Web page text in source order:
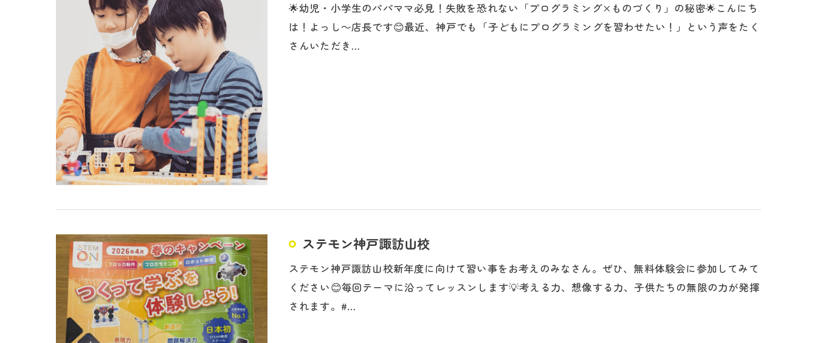
🌟幼児・小学生のパパママ必見！失敗を恐れない「プログラミング×ものづくり」の秘密🌟こんにち
は！よっし～店長です😊最近、神戸でも「子どもにプログラミングを習わせたい！」という声をたく
さんいただき…
ステモン神戸諏訪山校
ステモン神戸諏訪山校新年度に向けて習い事をお考えのみなさん。ぜひ、無料体験会に参加してみて
ください😊毎回テーマに沿ってレッスンします💡考える力、想像する力、子供たちの無限の力が発揮
されます。#…